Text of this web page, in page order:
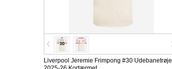
Liverpool Jeremie Frimpong #30 Udebanetrøje